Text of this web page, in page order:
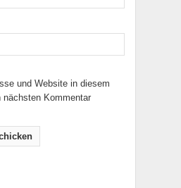
und Website in diesem
nächsten Kommentar